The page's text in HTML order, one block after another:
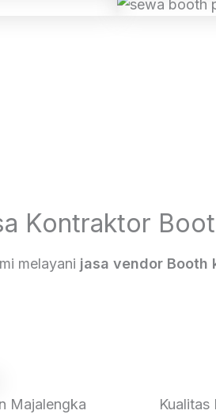
Kontraktor
melayani jasa vendor Booth
Majalengka Kualitas